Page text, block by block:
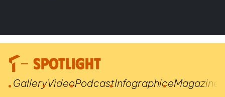
SPOTLIGHT
GalleryVideoPodcastInfographiceMagazine